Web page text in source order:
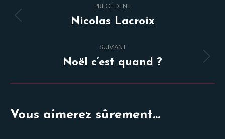
de
PRÉCÉDENT
Onglet
Nicolas Lacroix
SUIVANT
Projets
Noël c’est quand ?
Vous aimerez sûrement...